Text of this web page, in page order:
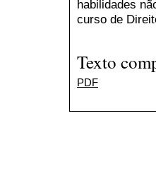
habilidades
curso de
Texto
PDF